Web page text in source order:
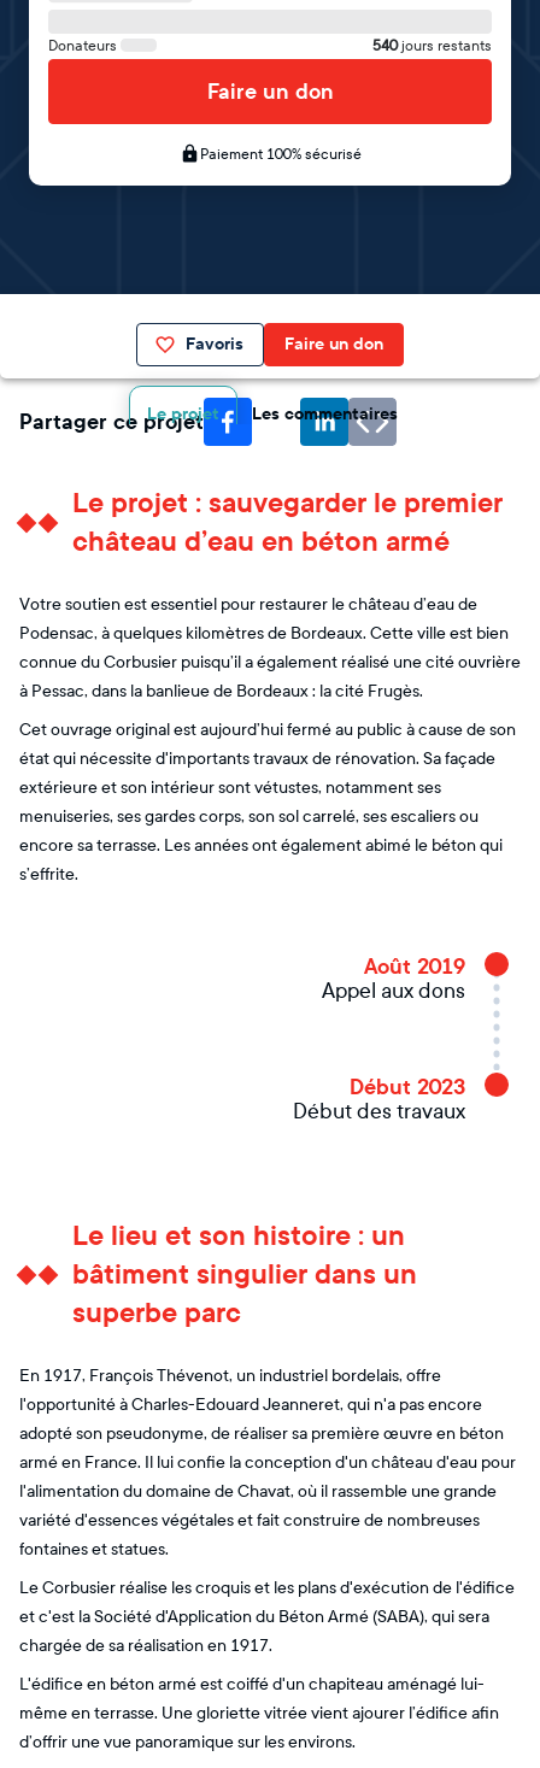
Donateurs 540 jours restants
Faire un don
Paiement 100% sécurisé
Favoris Faire un don
Le projet Les commentaires
Partager ce projet
Le projet : sauvegarder le premier
château d’eau en béton armé
Votre soutien est essentiel pour restaurer le château d’eau de
Podensac, à quelques kilomètres de Bordeaux. Cette ville est bien
connue du Corbusier puisqu’il a également réalisé une cité ouvrière
à Pessac, dans la banlieue de Bordeaux : la cité Frugès.
Cet ouvrage original est aujourd’hui fermé au public à cause de son
état qui nécessite d'importants travaux de rénovation. Sa façade
extérieure et son intérieur sont vétustes, notamment ses
menuiseries, ses gardes corps, son sol carrelé, ses escaliers ou
encore sa terrasse. Les années ont également abimé le béton qui
s’effrite.
Août 2019
Appel aux dons
Début 2023
Début des travaux
Le lieu et son histoire : un
bâtiment singulier dans un
superbe parc
En 1917, François Thévenot, un industriel bordelais, offre
l'opportunité à Charles-Edouard Jeanneret, qui n'a pas encore
adopté son pseudonyme, de réaliser sa première œuvre en béton
armé en France. Il lui confie la conception d'un château d'eau pour
l'alimentation du domaine de Chavat, où il rassemble une grande
variété d'essences végétales et fait construire de nombreuses
fontaines et statues.
Le Corbusier réalise les croquis et les plans d'exécution de l'édifice
et c'est la Société d'Application du Béton Armé (SABA), qui sera
chargée de sa réalisation en 1917.
L'édifice en béton armé est coiffé d'un chapiteau aménagé lui-
même en terrasse. Une gloriette vitrée vient ajourer l’édifice afin
d’offrir une vue panoramique sur les environs.